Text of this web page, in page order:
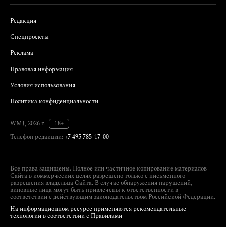
Редакция
Спецпроекты
Реклама
Правовая информация
Условия использования
Политика конфиденциальности
WMJ, 2026 г.
18+
Телефон редакции: +7 495 785-17-00
Все права защищены. Полное или частичное копирование материалов
Сайта в коммерческих целях разрешено только с письменного
разрешения владельца Сайта. В случае обнаружения нарушений,
виновные лица могут быть привлечены к ответственности в
соответствии с действующим законодательством Российской Федерации.
На информационном ресурсе применяются рекомендательные
технологии в соответствии с Правилами